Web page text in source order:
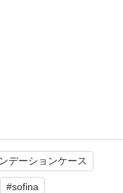
デーションケース
#sofina